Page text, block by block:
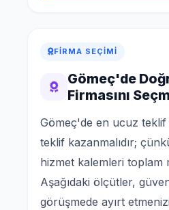
FIRMA SEÇIMI
Gömeç'de
Firmasını
Gömeç'de en ucuz
teklif kazanmalıdır;
hizmet kalemleri toplam
Aşağıdaki ölçütler,
görüşmede ayırt